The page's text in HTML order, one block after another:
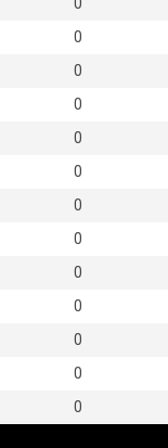
0
0
0
0
0
0
0
0
0
0
0
0
0